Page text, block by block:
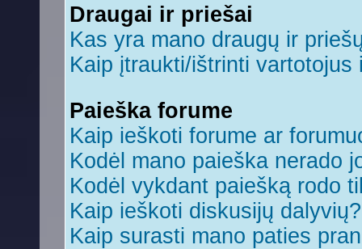
Draugai ir priešai
Kas yra mano draugų ir
Kaip įtraukti/ištrinti
Paieška forume
Kaip ieškoti forume ar
Kodėl mano paieška nerado
Kodėl vykdant paiešką rodo
Kaip ieškoti diskusijų dalyvių?
Kaip surasti mano paties